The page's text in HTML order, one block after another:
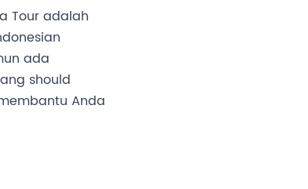
Tour adalah
ada
should
Anda